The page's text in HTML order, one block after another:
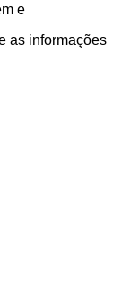
e
as informações